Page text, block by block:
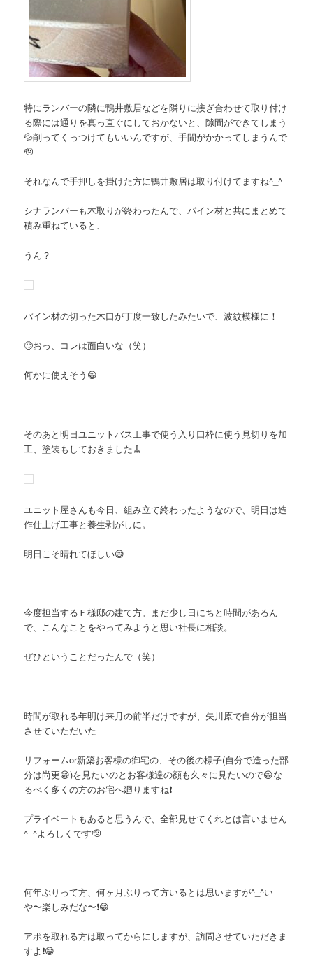
特にランバーの隣に鴨井敷居などを隣りに接ぎ合わせて取り付け
る際には通りを真っ直ぐにしておかないと、隙間ができてしまう
💦削ってくっつけてもいいんですが、手間がかかってしまうんで
🫡
それなんで手押しを掛けた方に鴨井敷居は取り付けてますね^_^
シナランバーも木取りが終わったんで、パイン材と共にまとめて
積み重ねていると、
うん？
パイン材の切った木口が丁度一致したみたいで、波紋模様に！
🙄おっ、コレは面白いな（笑）
何かに使えそう😁
そのあと明日ユニットバス工事で使う入り口枠に使う見切りを加
工、塗装もしておきました🧹
ユニット屋さんも今日、組み立て終わったようなので、明日は造
作仕上げ工事と養生剥がしに。
明日こそ晴れてほしい😅
今度担当するＦ様邸の建て方。まだ少し日にちと時間があるん
で、こんなことをやってみようと思い社長に相談。
ぜひということだったんで（笑）
時間が取れる年明け来月の前半だけですが、矢川原で自分が担当
させていただいた
リフォームor新築お客様の御宅の、その後の様子(自分で造った部
分は尚更😁)を見たいのとお客様達の顔も久々に見たいので😁な
るべく多くの方のお宅へ廻りますね❗️
プライベートもあると思うんで、全部見せてくれとは言いません
^_^よろしくです🫡
何年ぶりって方、何ヶ月ぶりって方いるとは思いますが^_^い
や〜楽しみだな〜❗️😁
アポを取れる方は取ってからにしますが、訪問させていただきま
すよ❗️😁